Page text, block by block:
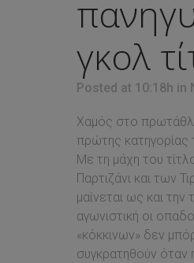
γκολ
Posted at 10:18h in
Χαμός στο
πρώτης κατηγορίας
Με τη μάχη του
Παρτιζάνι και των
μαίνεται ως και την
αγωνιστική οι
«κόκκινων» δεν
συγκρατηθούν όταν